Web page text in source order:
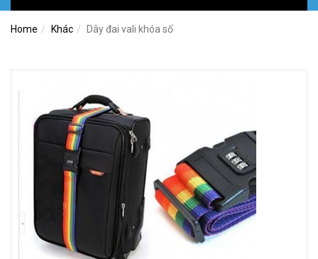
Home Khác Dây đai vali khóa số